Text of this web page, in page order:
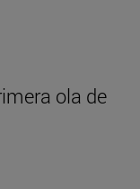
ola de